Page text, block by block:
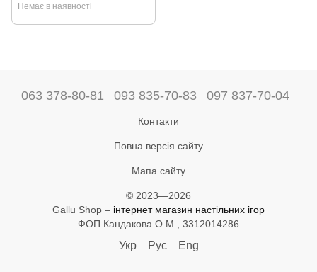
Немає в наявності
063 378-80-81 093 835-70-83 097 837-70-04
Контакти
Повна версія сайту
Мапа сайту
© 2023—2026
Gallu Shop – інтернет магазин настільних ігор
ФОП Кандакова О.М., 3312014286
Укр Рус Eng